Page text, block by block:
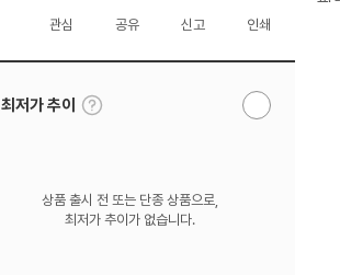
관심 공유 신고 인쇄
최저가 추이
툴
팁
알
상품 출시 전 또는 단종 상품으로,
최저가 추이가 없습니다.